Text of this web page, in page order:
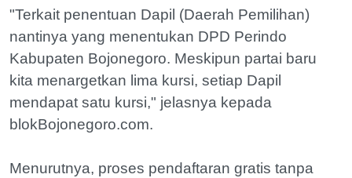
"Terkait penentuan Dapil (Daerah Pemilihan)
nantinya yang menentukan DPD Perindo
Kabupaten Bojonegoro. Meskipun partai baru
kita menargetkan lima kursi, setiap Dapil
mendapat satu kursi," jelasnya kepada
blokBojonegoro.com.
Menurutnya, proses pendaftaran gratis tanpa